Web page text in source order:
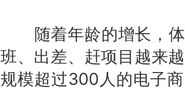
随着年龄的增长，体
班、出差、赶项目越来
规模超过300人的电子